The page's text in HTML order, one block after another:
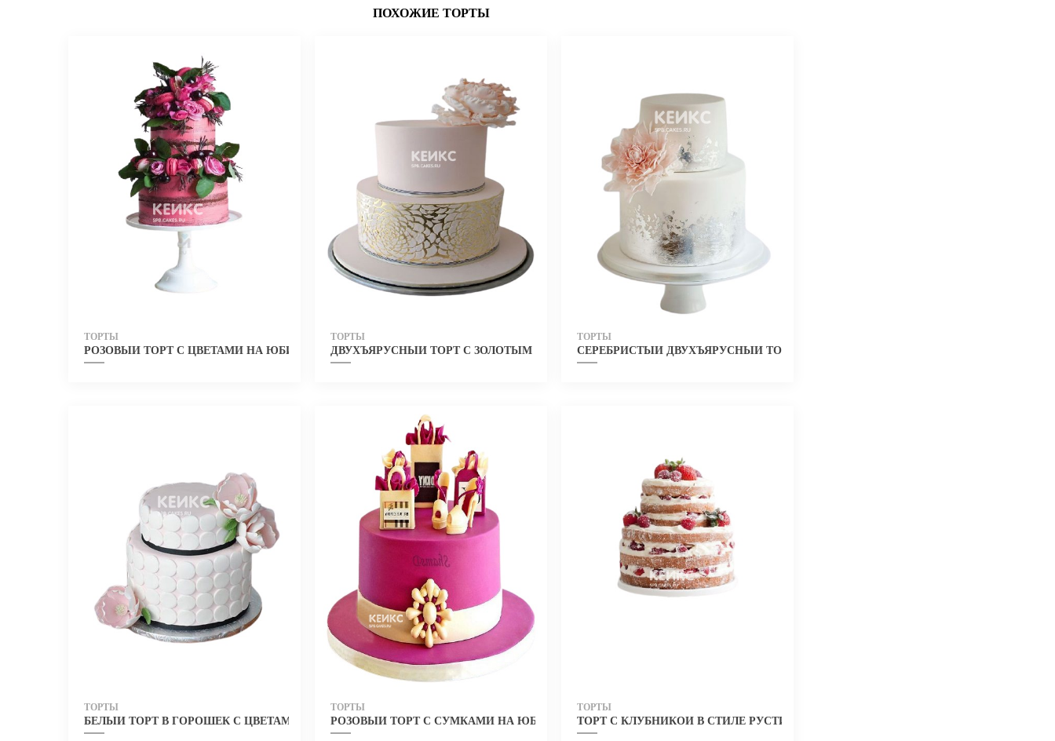
ПОХОЖИЕ ТОРТЫ
ТОРТЫ
РОЗОВЫЙ ТОРТ С ЦВЕТАМИ НА ЮБИЛЕЙ ДЕВУШКЕ 30 ЛЕТ
ТОРТЫ
ДВУХЪЯРУСНЫЙ ТОРТ С ЗОЛОТЫМ УЗОРОМ ДЛЯ ЖЕНЩИНЫ НА ЮБИЛЕЙ 30 ЛЕТ
ТОРТЫ
СЕРЕБРИСТЫЙ ДВУХЪЯРУСНЫЙ ТОРТ С ЦВЕТКОМ ДЛЯ ЖЕНЩИНЫ НА ЮБИЛЕЙ 30
ТОРТЫ
БЕЛЫЙ ТОРТ В ГОРОШЕК С ЦВЕТАМИ ДЛЯ ЖЕНЩИНЫ НА ЮБИЛЕЙ 30 ЛЕТ
ТОРТЫ
РОЗОВЫЙ ТОРТ С СУМКАМИ НА ЮБИЛЕЙ ДЕВУШКЕ 30 ЛЕТ
ТОРТЫ
ТОРТ С КЛУБНИКОЙ В СТИЛЕ РУСТИК ДЛЯ ЖЕНЩИНЫ НА ЮБИЛЕЙ 30 ЛЕТ